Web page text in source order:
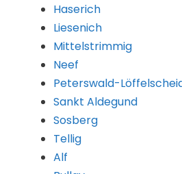
Haserich
Liesenich
Mittelstrimmig
Neef
Peterswald-
Sankt Aldegund
Sosberg
Tellig
Alf